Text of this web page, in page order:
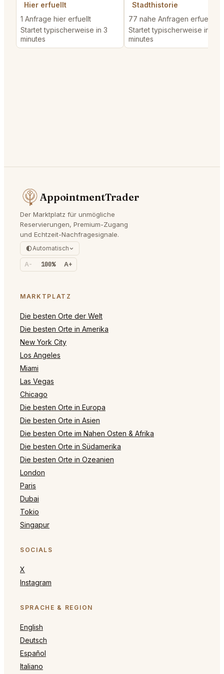
Hier erfuellt
1 Anfrage hier erfuellt
Startet typischerweise in 3
minutes
Stadthistorie
77 nahe Anfragen erfuellt
Startet typischerweise in 3
minutes
AppointmentTrader
Der Marktplatz für unmögliche
Reservierungen, Premium-Zugang
und Echtzeit-Nachfragesignale.
Automatisch
A- 100% A+
MARKTPLATZ
Die besten Orte der Welt
Die besten Orte in Amerika
New York City
Los Angeles
Miami
Las Vegas
Chicago
Die besten Orte in Europa
Die besten Orte in Asien
Die besten Orte im Nahen Osten & Afrika
Die besten Orte in Südamerika
Die besten Orte in Ozeanien
London
Paris
Dubai
Tokio
Singapur
SOCIALS
X
Instagram
SPRACHE & REGION
English
Deutsch
Español
Italiano